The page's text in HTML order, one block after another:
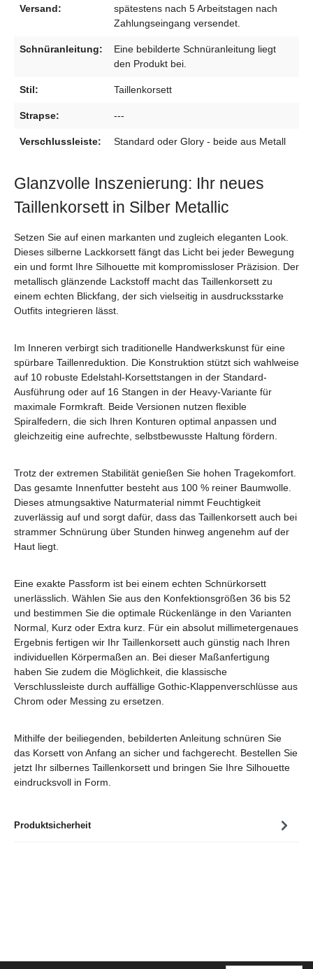
Produktsicherheit
Versand:
spätestens nach 5 Arbeitstagen nach
Zahlungseingang versendet.
Schnüranleitung:
Eine bebilderte Schnüranleitung liegt
den Produkt bei.
Stil: Taillenkorsett
Strapse: ---
Verschlussleiste: Standard oder Glory - beide aus Metall
Glanzvolle Inszenierung: Ihr neues
Taillenkorsett in Silber Metallic
Setzen Sie auf einen markanten und zugleich eleganten Look.
Dieses silberne Lackkorsett fängt das Licht bei jeder Bewegung
ein und formt Ihre Silhouette mit kompromissloser Präzision. Der
metallisch glänzende Lackstoff macht das Taillenkorsett zu
einem echten Blickfang, der sich vielseitig in ausdrucksstarke
Outfits integrieren lässt.
Im Inneren verbirgt sich traditionelle Handwerkskunst für eine
spürbare Taillenreduktion. Die Konstruktion stützt sich wahlweise
auf 10 robuste Edelstahl-Korsettstangen in der Standard-
Ausführung oder auf 16 Stangen in der Heavy-Variante für
maximale Formkraft. Beide Versionen nutzen flexible
Spiralfedern, die sich Ihren Konturen optimal anpassen und
gleichzeitig eine aufrechte, selbstbewusste Haltung fördern.
Trotz der extremen Stabilität genießen Sie hohen Tragekomfort.
Das gesamte Innenfutter besteht aus 100 % reiner Baumwolle.
Dieses atmungsaktive Naturmaterial nimmt Feuchtigkeit
zuverlässig auf und sorgt dafür, dass das Taillenkorsett auch bei
strammer Schnürung über Stunden hinweg angenehm auf der
Haut liegt.
Eine exakte Passform ist bei einem echten Schnürkorsett
unerlässlich. Wählen Sie aus den Konfektionsgrößen 36 bis 52
und bestimmen Sie die optimale Rückenlänge in den Varianten
Normal, Kurz oder Extra kurz. Für ein absolut millimetergenaues
Ergebnis fertigen wir Ihr Taillenkorsett auch günstig nach Ihren
individuellen Körpermaßen an. Bei dieser Maßanfertigung
haben Sie zudem die Möglichkeit, die klassische
Verschlussleiste durch auffällige Gothic-Klappenverschlüsse aus
Chrom oder Messing zu ersetzen.
Mithilfe der beiliegenden, bebilderten Anleitung schnüren Sie
das Korsett von Anfang an sicher und fachgerecht. Bestellen Sie
jetzt Ihr silbernes Taillenkorsett und bringen Sie Ihre Silhouette
eindrucksvoll in Form.